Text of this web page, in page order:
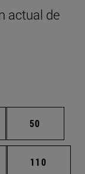
actual de
intermedias
Página
50
intermedias
Página
110